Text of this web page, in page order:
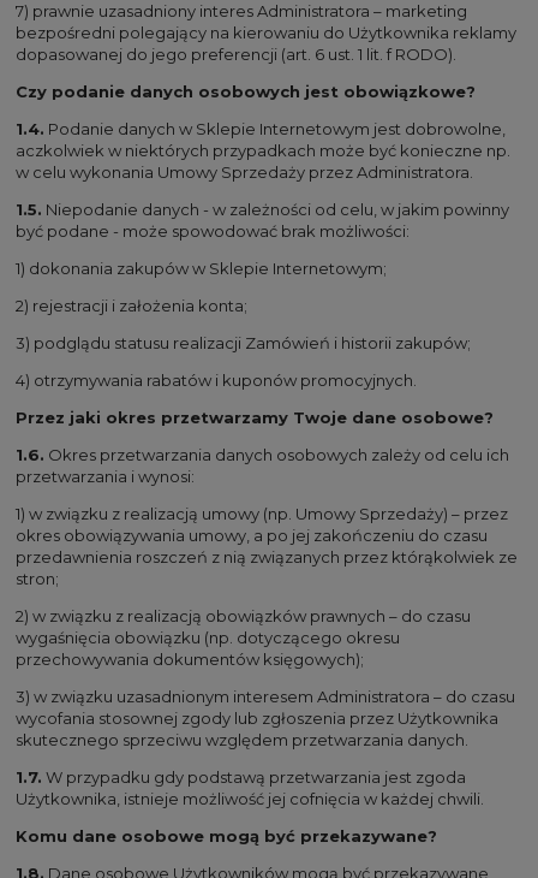
7) prawnie uzasadniony interes Administratora – marketing
bezpośredni polegający na kierowaniu do Użytkownika reklamy
dopasowanej do jego preferencji (art. 6 ust. 1 lit. f RODO).
Czy podanie danych osobowych jest obowiązkowe?
1.4. Podanie danych w Sklepie Internetowym jest dobrowolne,
aczkolwiek w niektórych przypadkach może być konieczne np.
w celu wykonania Umowy Sprzedaży przez Administratora.
1.5. Niepodanie danych - w zależności od celu, w jakim powinny
być podane - może spowodować brak możliwości:
1) dokonania zakupów w Sklepie Internetowym;
2) rejestracji i założenia konta;
3) podglądu statusu realizacji Zamówień i historii zakupów;
4) otrzymywania rabatów i kuponów promocyjnych.
Przez jaki okres przetwarzamy Twoje dane osobowe?
1.6. Okres przetwarzania danych osobowych zależy od celu ich
przetwarzania i wynosi:
1) w związku z realizacją umowy (np. Umowy Sprzedaży) – przez
okres obowiązywania umowy, a po jej zakończeniu do czasu
przedawnienia roszczeń z nią związanych przez którąkolwiek ze
stron;
2) w związku z realizacją obowiązków prawnych – do czasu
wygaśnięcia obowiązku (np. dotyczącego okresu
przechowywania dokumentów księgowych);
3) w związku uzasadnionym interesem Administratora – do czasu
wycofania stosownej zgody lub zgłoszenia przez Użytkownika
skutecznego sprzeciwu względem przetwarzania danych.
1.7. W przypadku gdy podstawą przetwarzania jest zgoda
Użytkownika, istnieje możliwość jej cofnięcia w każdej chwili.
Komu dane osobowe mogą być przekazywane?
1.8. Dane osobowe Użytkowników mogą być przekazywane